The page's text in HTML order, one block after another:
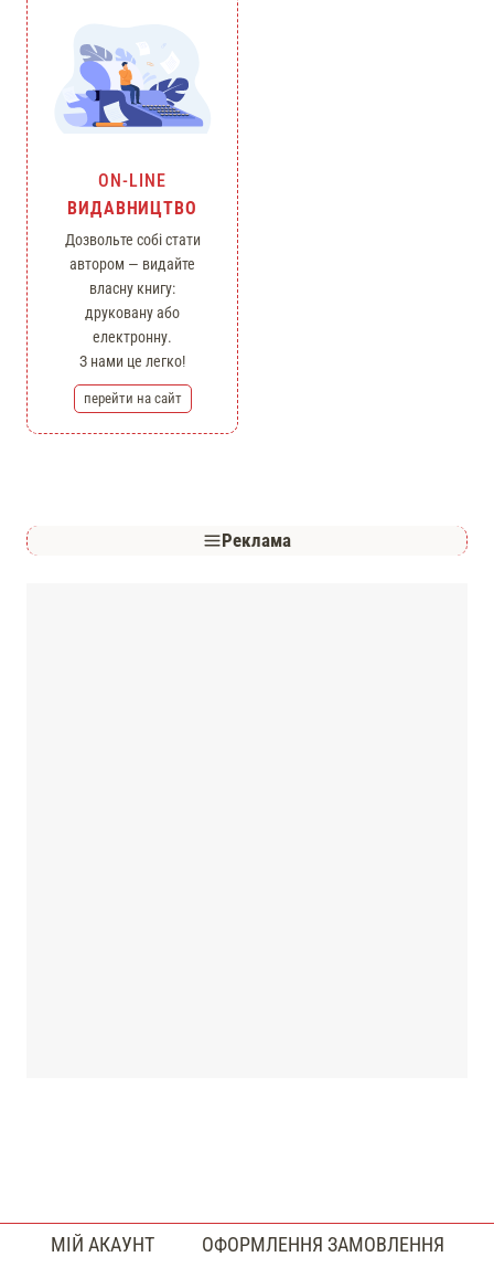
ON-LINE
ВИДАВНИЦТВО
Дозвольте собі стати
автором — видайте
власну книгу:
друковану або
електронну.
З нами це легко!
перейти на сайт
Реклама
МІЙ АКАУНТ
ОФОРМЛЕННЯ ЗАМОВЛЕННЯ